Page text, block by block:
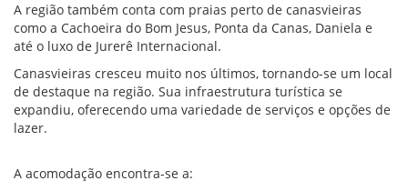
A região também conta com praias perto de canasvieiras
como a Cachoeira do Bom Jesus, Ponta da Canas, Daniela e
até o luxo de Jurerê Internacional.
Canasvieiras cresceu muito nos últimos, tornando-se um local
de destaque na região. Sua infraestrutura turística se
expandiu, oferecendo uma variedade de serviços e opções de
lazer.
A acomodação encontra-se a: